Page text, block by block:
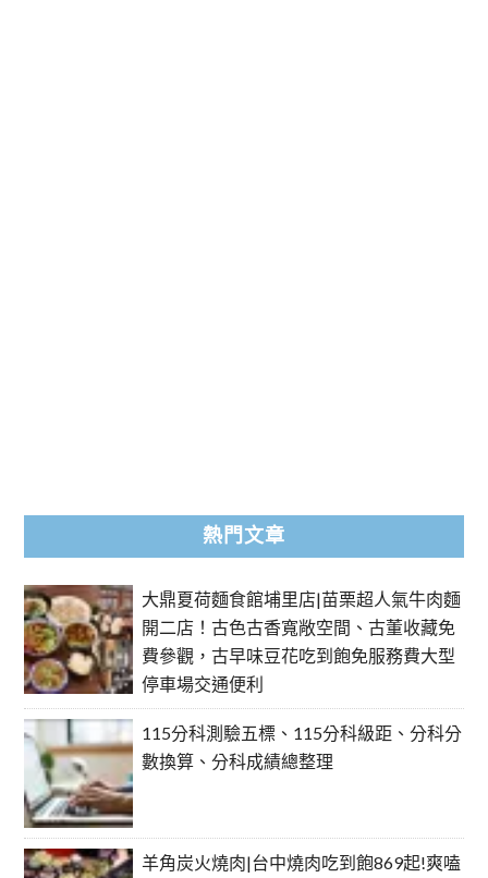
熱門文章
大鼎夏荷麵食館埔里店|苗栗超人氣牛肉麵
開二店！古色古香寬敞空間、古董收藏免
費參觀，古早味豆花吃到飽免服務費大型
停車場交通便利
115分科測驗五標、115分科級距、分科分
數換算、分科成績總整理
羊角炭火燒肉|台中燒肉吃到飽869起!爽嗑